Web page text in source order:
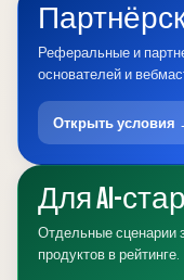
Реферальные и
основателей и
Открыть условия
Для AI-
Отдельные сценарии
продуктов в рейтинге.